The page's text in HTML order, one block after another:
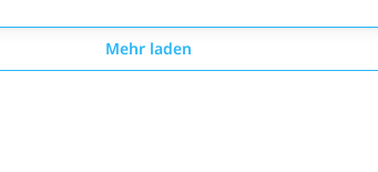
Mehr laden